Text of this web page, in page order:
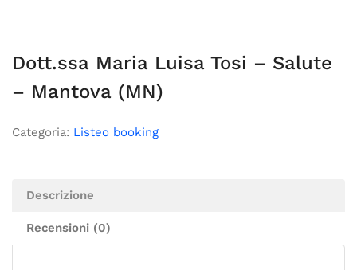
Dott.ssa Maria Luisa Tosi – Salute
– Mantova (MN)
Categoria: Listeo booking
Descrizione
Recensioni (0)